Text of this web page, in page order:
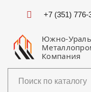
+7 (351) 776-
Южно-
Компания